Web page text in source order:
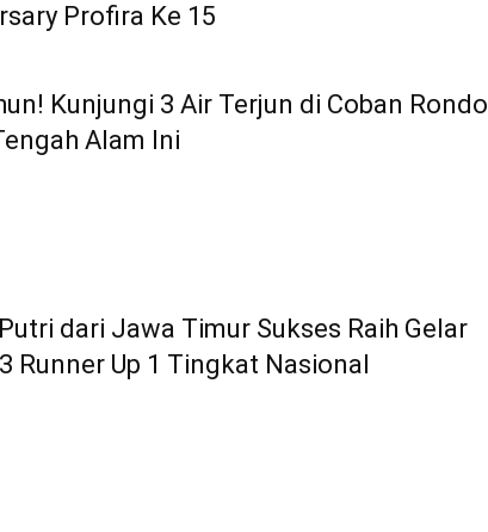
Profira Ke 15
Kunjungi 3 Air Terjun di Coban Rondo
Alam Ini
dari Jawa Timur Sukses Raih Gelar
Runner Up 1 Tingkat Nasional